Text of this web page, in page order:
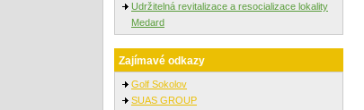
Udržitelná revitalizace a resocializace lokality
Medard
Zajímavé odkazy
Golf Sokolov
SUAS GROUP